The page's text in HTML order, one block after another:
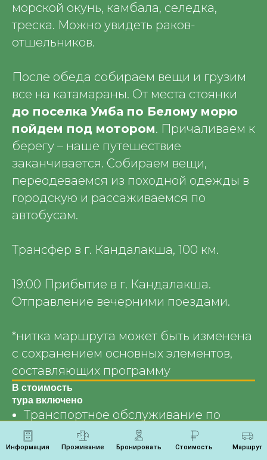
Информация Проживание Бронировать Стоимость Маршрут
морской окунь, камбала, селедка,
треска. Можно увидеть раков-
отшельников.
После обеда собираем вещи и грузим
все на катамараны. От места стоянки
до поселка Умба по Белому морю
пойдем под мотором. Причаливаем к
берегу – наше путешествие
заканчивается. Собираем вещи,
переодеваемся из походной одежды в
городскую и рассаживаемся по
автобусам.
Трансфер в г. Кандалакша, 100 км.
19:00 Прибытие в г. Кандалакша.
Отправление вечерними поездами.
*нитка маршрута может быть изменена
с сохранением основных элементов,
составляющих программу
В стоимость
тура включено
Транспортное обслуживание по
программе;
Питание по программе;